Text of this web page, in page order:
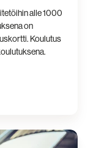
alle 1000
on
Koulutus